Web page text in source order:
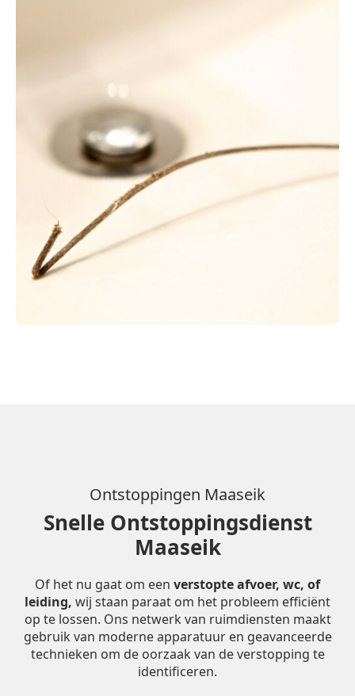
Ontstoppingen Maaseik
Snelle Ontstoppingsdienst
Maaseik
Of het nu gaat om een verstopte afvoer, wc, of
leiding, wij staan paraat om het probleem efficiënt
op te lossen. Ons netwerk van ruimdiensten maakt
gebruik van moderne apparatuur en geavanceerde
technieken om de oorzaak van de verstopping te
identificeren.